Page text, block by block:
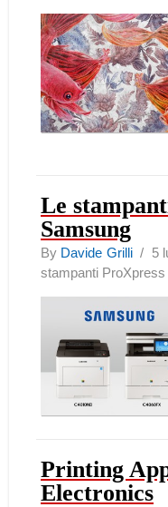
Le
Samsung
By Davide Grilli/ 5
stampanti
Printing
Electronics